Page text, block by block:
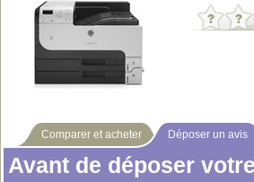
Comparer et acheter Déposer un avis
Avant de déposer